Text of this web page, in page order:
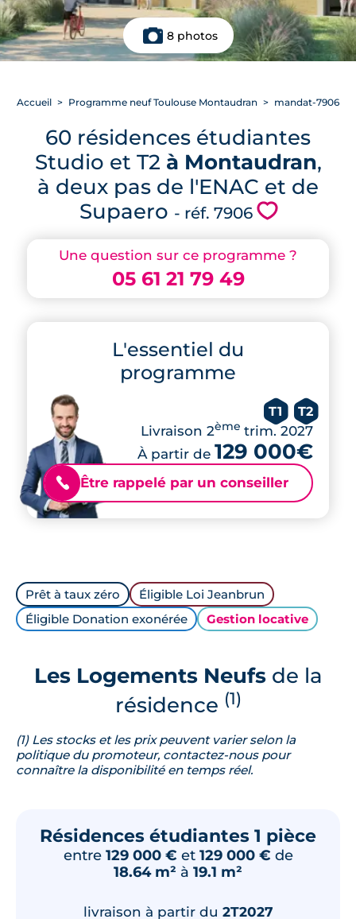
8 photos
Une question sur ce programme ?
05 61 21 79 49
L'essentiel du
programme
T1 T2
Livraison 2ème trim. 2027
À partir de 129 000€
📞 Être rappelé par un conseiller
Accueil Programme neuf Toulouse Montaudran mandat-7906
60 résidences étudiantes
Studio et T2 à Montaudran,
à deux pas de l'ENAC et de
Supaero - réf. 7906 💗
Prêt à taux zéro
Éligible Loi Jeanbrun
Éligible Donation exonérée
Gestion locative
Les Logements Neufsde la
résidence (1)
(1) Les stocks et les prix peuvent varier selon la
politique du promoteur, contactez-nous pour
connaître la disponibilité en temps réel.
Résidences étudiantes 1 pièce
entre 129 000 € et 129 000 € de
18.64 m² à 19.1 m²
livraison à partir du 2T2027